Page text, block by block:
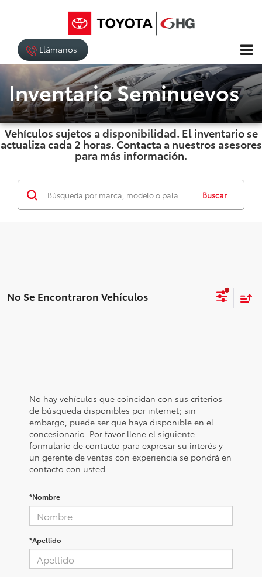
Llámanos
Inventario Seminuevos
Vehículos sujetos a disponibilidad. El inventario se
actualiza cada 2 horas. Contacta a nuestros asesores
para más información.
Buscar
No Se Encontraron Vehículos
No hay vehículos que coincidan con sus criterios
de búsqueda disponibles por internet; sin
embargo, puede ser que haya disponible en el
concesionario. Por favor llene el siguiente
formulario de contacto para expresar su interés y
un gerente de ventas con experiencia se pondrá en
contacto con usted.
*Nombre
*Apellido